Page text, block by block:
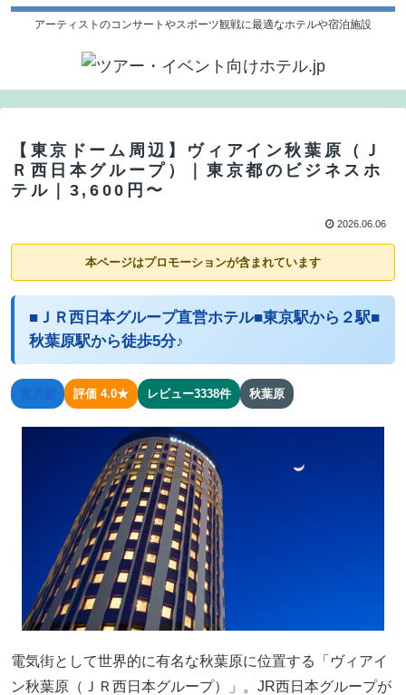
アーティストのコンサートやスポーツ観戦に最適なホテルや宿泊施設
【東京ドーム周辺】ヴィアイン秋葉原（Ｊ
Ｒ西日本グループ）｜東京都のビジネスホ
テル｜3,600円〜
2026.06.06
本ページはプロモーションが含まれています
■ＪＲ西日本グループ直営ホテル■東京駅から２駅■
秋葉原駅から徒歩5分♪
評価 4.0★ レビュー3338件 秋葉原
電気街として世界的に有名な秋葉原に位置する「ヴィアイ
ン秋葉原（ＪＲ西日本グループ）」。JR西日本グループが